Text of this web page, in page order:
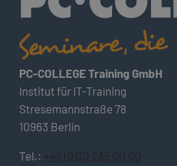
PC-COLLEGE Training GmbH
Institut für IT-Training
Stresemannstraße 78
10963 Berlin
Tel.: +49 (0)30 235 00 00